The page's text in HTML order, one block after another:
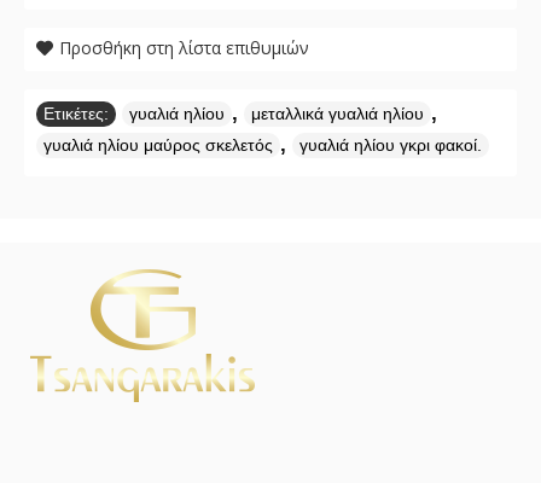
Προσθήκη στη λίστα επιθυμιών
Ετικέτες: γυαλιά ηλίου , μεταλλικά γυαλιά ηλίου ,
γυαλιά ηλίου μαύρος σκελετός , γυαλιά ηλίου γκρι φακοί.